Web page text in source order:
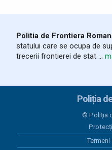
06 iulie 2026
Situația privind achizițiile
2026
Program Anual Achiziții
Programul Anual al
Politia de Frontiera
statului care se ocupa de
trecerii frontierei de stat ...
Poliția
© Poliția